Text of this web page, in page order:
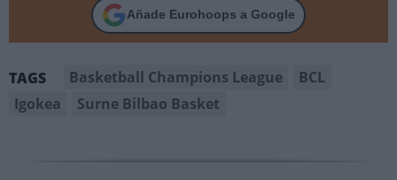
Añade Eurohoops a Google
TAGS Basketball Champions League
BCL
Igokea
Surne Bilbao Basket